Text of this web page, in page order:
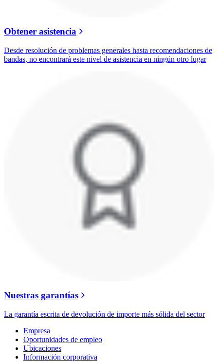
Obtener asistencia
Desde resolución de problemas generales hasta recomendaciones de
bandas, no encontrará este nivel de asistencia en ningún otro lugar
Nuestras garantías
La garantía escrita de devolución de importe más sólida del sector
Empresa
Oportunidades de empleo
Ubicaciones
Información corporativa